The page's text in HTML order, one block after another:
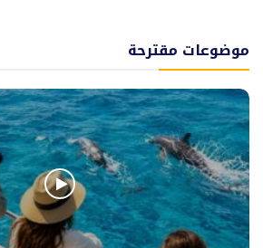
موضوعات مقترحة